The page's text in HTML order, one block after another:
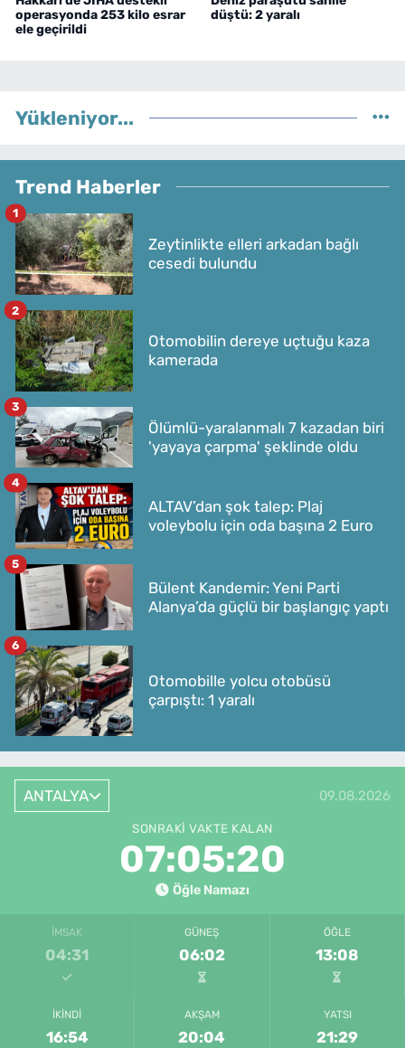
operasyonda 253 kilo esrar
ele geçirildi
düştü: 2 yaralı
Yükleniyor...
Trend Haberler
Zeytinlikte elleri arkadan bağlı
cesedi bulundu
1
Otomobilin dereye uçtuğu kaza
kamerada
2
Ölümlü-yaralanmalı 7 kazadan biri
'yayaya çarpma' şeklinde oldu
3
ALTAV’dan şok talep: Plaj
voleybolu için oda başına 2 Euro
4
Bülent Kandemir: Yeni Parti
Alanya’da güçlü bir başlangıç yaptı
5
Otomobille yolcu otobüsü
çarpıştı: 1 yaralı
6
ANTALYA 09.08.2026
SONRAKI VAKTE KALAN
07:05:20
Öğle Namazı
İMSAK
04:31
GÜNEŞ
06:02
ÖĞLE
13:08
İKINDI
16:54
AKŞAM
20:04
YATSI
21:29